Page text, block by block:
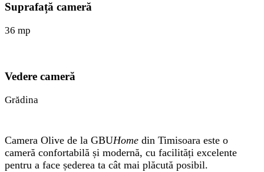
Suprafață cameră
36 mp
Vedere cameră
Grădina
Camera Olive de la GBUHome din Timisoara este o
cameră confortabilă și modernă, cu facilități excelente
pentru a face șederea ta cât mai plăcută posibil.